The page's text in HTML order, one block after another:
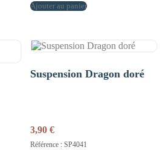
Ajouter au panier
Suspension Dragon doré
3,90 €
Référence : SP4041